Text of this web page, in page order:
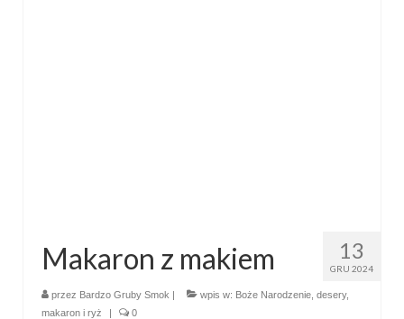
13
GRU 2024
Makaron z makiem
przez Bardzo Gruby Smok | wpis w: Boże Narodzenie desery,
makaron i ryż
| 0